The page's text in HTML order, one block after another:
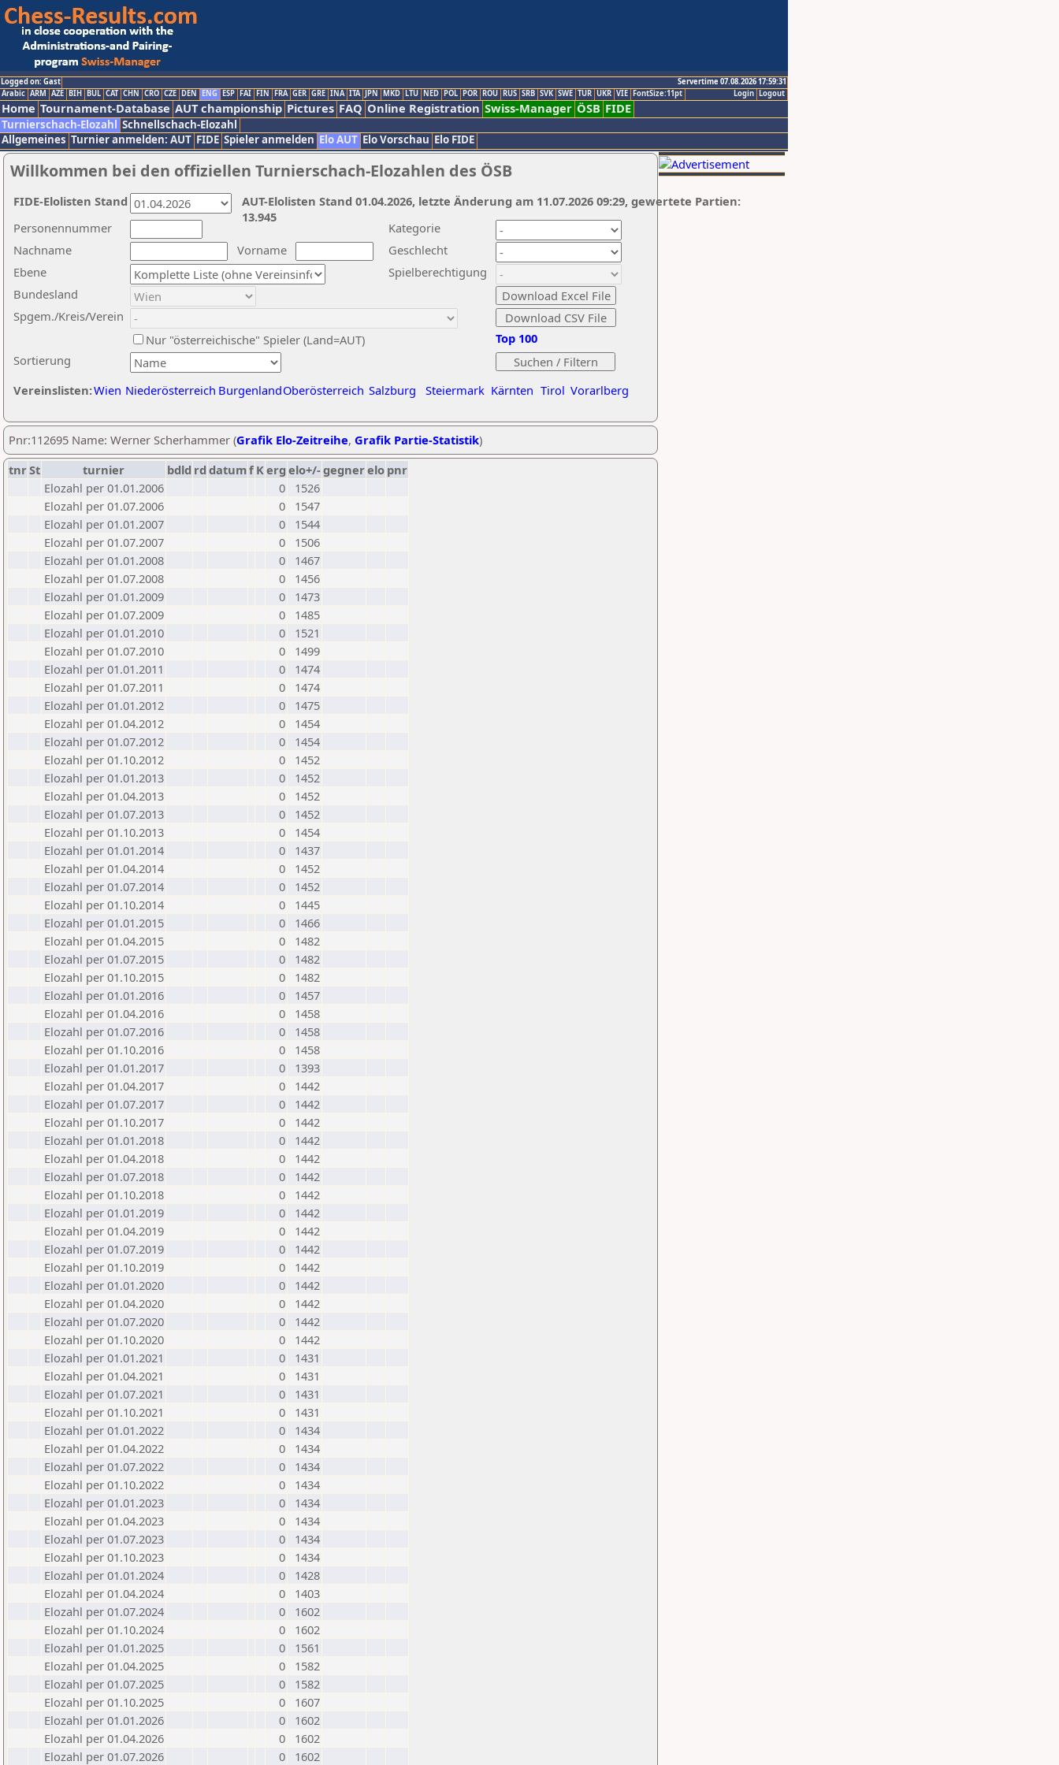
Logged on: Gast
Servertime 07.08.2026 17:59:31
Logout
Login
Arabic ARM AZE BIH BUL CAT CHN CRO CZE DEN ENG ESP FAI FIN FRA GER GRE INA ITA JPN MKD LTU NED POL POR ROU RUS SRB SVK SWE TUR UKR VIE FontSize:11pt
Home Tournament-Database AUT championship Pictures FAQ Online Registration Swiss-Manager ÖSB FIDE
Turnierschach-Elozahl Schnellschach-Elozahl
Allgemeines Turnier anmelden: AUT FIDE Spieler anmelden Elo AUT Elo Vorschau Elo FIDE
Willkommen bei den offiziellen Turnierschach-Elozahlen des ÖSB
Nachname
Vorname
Ebene
Kategorie
Sortierung
Personennummer
Bundesland
Spgem./Kreis/Verein
Geschlecht
Nur "österreichische" Spieler (Land=AUT)
Spielberechtigung
Vereinslisten:Wien Niederösterreich BurgenlandOberösterreich Salzburg Steiermark Kärnten Tirol Vorarlberg
Top 100
AUT-Elolisten Stand 01.04.2026, letzte Änderung am 11.07.2026 09:29, gewertete Partien:
13.945
FIDE-Elolisten Stand
Pnr:112695 Name: Werner Scherhammer (Grafik Elo-Zeitreihe, Grafik Partie-Statistik)
tnrSt turnier bdld rd datumf Kerg elo+/-gegnerelo pnr
Elozahl per 01.01.2006
0
1526
Elozahl per 01.07.2006
0
1547
Elozahl per 01.01.2007
0
1544
Elozahl per 01.07.2007
0
1506
Elozahl per 01.01.2008
0
1467
Elozahl per 01.07.2008
0
1456
Elozahl per 01.01.2009
0
1473
Elozahl per 01.07.2009
0
1485
Elozahl per 01.01.2010
0
1521
Elozahl per 01.07.2010
0
1499
Elozahl per 01.01.2011
0
1474
Elozahl per 01.07.2011
0
1474
Elozahl per 01.01.2012
0
1475
Elozahl per 01.04.2012
0
1454
Elozahl per 01.07.2012
0
1454
Elozahl per 01.10.2012
0
1452
Elozahl per 01.01.2013
0
1452
Elozahl per 01.04.2013
0
1452
Elozahl per 01.07.2013
0
1452
Elozahl per 01.10.2013
0
1454
Elozahl per 01.01.2014
0
1437
Elozahl per 01.04.2014
0
1452
Elozahl per 01.07.2014
0
1452
Elozahl per 01.10.2014
0
1445
Elozahl per 01.01.2015
0
1466
Elozahl per 01.04.2015
0
1482
Elozahl per 01.07.2015
0
1482
Elozahl per 01.10.2015
0
1482
Elozahl per 01.01.2016
0
1457
Elozahl per 01.04.2016
0
1458
Elozahl per 01.07.2016
0
1458
Elozahl per 01.10.2016
0
1458
Elozahl per 01.01.2017
0
1393
Elozahl per 01.04.2017
0
1442
Elozahl per 01.07.2017
0
1442
Elozahl per 01.10.2017
0
1442
Elozahl per 01.01.2018
0
1442
Elozahl per 01.04.2018
0
1442
Elozahl per 01.07.2018
0
1442
Elozahl per 01.10.2018
0
1442
Elozahl per 01.01.2019
0
1442
Elozahl per 01.04.2019
0
1442
Elozahl per 01.07.2019
0
1442
Elozahl per 01.10.2019
0
1442
Elozahl per 01.01.2020
0
1442
Elozahl per 01.04.2020
0
1442
Elozahl per 01.07.2020
0
1442
Elozahl per 01.10.2020
0
1442
Elozahl per 01.01.2021
0
1431
Elozahl per 01.04.2021
0
1431
Elozahl per 01.07.2021
0
1431
Elozahl per 01.10.2021
0
1431
Elozahl per 01.01.2022
0
1434
Elozahl per 01.04.2022
0
1434
Elozahl per 01.07.2022
0
1434
Elozahl per 01.10.2022
0
1434
Elozahl per 01.01.2023
0
1434
Elozahl per 01.04.2023
0
1434
Elozahl per 01.07.2023
0
1434
Elozahl per 01.10.2023
0
1434
Elozahl per 01.01.2024
0
1428
Elozahl per 01.04.2024
0
1403
Elozahl per 01.07.2024
0
1602
Elozahl per 01.10.2024
0
1602
Elozahl per 01.01.2025
0
1561
Elozahl per 01.04.2025
0
1582
Elozahl per 01.07.2025
0
1582
Elozahl per 01.10.2025
0
1607
Elozahl per 01.01.2026
0
1602
Elozahl per 01.04.2026
0
1602
Elozahl per 01.07.2026
0 1602